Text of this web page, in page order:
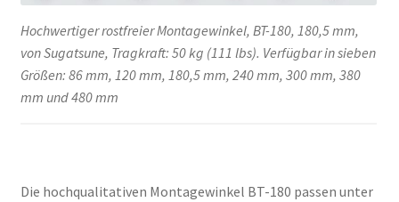
Hochwertiger rostfreier Montagewinkel, BT-180, 180,5 mm,
von Sugatsune, Tragkraft: 50 kg (111 lbs). Verfügbar in sieben
Größen: 86 mm, 120 mm, 180,5 mm, 240 mm, 300 mm, 380
mm und 480 mm
Die hochqualitativen Montagewinkel BT-180 passen unter